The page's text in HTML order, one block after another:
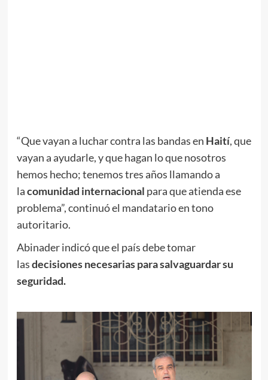
“Que vayan a luchar contra las bandas en Haití, que
vayan a ayudarle, y que hagan lo que nosotros
hemos hecho; tenemos tres años llamando a
lacomunidad internacional para que atienda ese
problema”, continuó el mandatario en tono
autoritario.
Abinader indicó que el país debe tomar
lasdecisiones necesarias para salvaguardar su
seguridad.